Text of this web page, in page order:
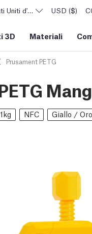
Uniti d'AmericaUSD ($)
3D Materiali
Prusament PETG
1kg NFC Giallo / Oro